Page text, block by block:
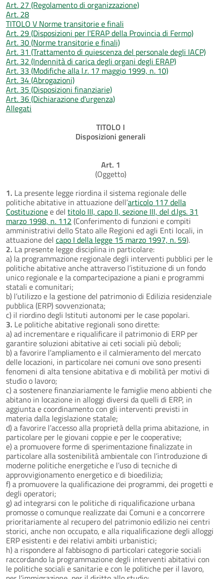
Art. 27 (Regolamento di organizzazione)
Art. 28
TITOLO V Norme transitorie e finali
Art. 29 (Disposizioni per l'ERAP della Provincia di Fermo)
Art. 30 (Norme transitorie e finali)
Art. 31 (Trattamento di quiescenza del personale degli IACP)
Art. 32 (Indennità di carica degli organi degli ERAP)
Art. 33 (Modifiche alla l.r. 17 maggio 1999, n. 10)
Art. 34 (Abrogazioni)
Art. 35 (Disposizioni finanziarie)
Art. 36 (Dichiarazione d'urgenza)
Allegati
TITOLO I
Disposizioni generali
Art. 1
(Oggetto)
1. La presente legge riordina il sistema regionale delle
politiche abitative in attuazione dell’articolo 117 della
Costituzionee del titolo III, capo II, sezione III, del d.lgs. 31
marzo 1998, n. 112 (Conferimento di funzioni e compiti
amministrativi dello Stato alle Regioni ed agli Enti locali, in
attuazione del capo I della legge 15 marzo 1997, n. 59).
2. La presente legge disciplina in particolare:
a) la programmazione regionale degli interventi pubblici per le
politiche abitative anche attraverso l’istituzione di un fondo
unico regionale e la compartecipazione a piani e programmi
statali e comunitari;
b) l’utilizzo e la gestione del patrimonio di Edilizia residenziale
pubblica (ERP) sovvenzionata;
c) il riordino degli Istituti autonomi per le case popolari.
3. Le politiche abitative regionali sono dirette:
a) ad incrementare e riqualificare il patrimonio di ERP per
garantire soluzioni abitative ai ceti sociali più deboli;
b) a favorire l’ampliamento e il calmieramento del mercato
delle locazioni, in particolare nei comuni ove sono presenti
fenomeni di alta tensione abitativa e di mobilità per motivi di
studio o lavoro;
c) a sostenere finanziariamente le famiglie meno abbienti che
abitano in locazione in alloggi diversi da quelli di ERP, in
aggiunta e coordinamento con gli interventi previsti in
materia dalla legislazione statale;
d) a favorire l’accesso alla proprietà della prima abitazione, in
particolare per le giovani coppie e per le cooperative;
e) a promuovere forme di sperimentazione finalizzate in
particolare alla sostenibilità ambientale con l’introduzione di
moderne politiche energetiche e l’uso di tecniche di
approvvigionamento energetico e di bioedilizia;
f) a promuovere la qualificazione dei programmi, dei progetti e
degli operatori;
g) ad integrarsi con le politiche di riqualificazione urbana
promosse o comunque realizzate dai Comuni e a concorrere
prioritariamente al recupero del patrimonio edilizio nei centri
storici, anche non occupato, e alla riqualificazione degli alloggi
ERP esistenti e dei relativi ambiti urbanistici;
h) a rispondere al fabbisogno di particolari categorie sociali
raccordando la programmazione degli interventi abitativi con
le politiche sociali e sanitarie e con le politiche per il lavoro,